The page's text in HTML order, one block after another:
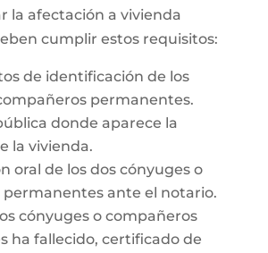
la afectación a vivienda
cumplir estos requisitos:
de identificación de los
permanentes.
donde aparece la
la vivienda.
oral de los dos cónyuges o
ante el notario.
cónyuges o compañeros
ha fallecido, certificado de